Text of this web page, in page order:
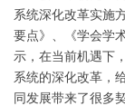
系统深化改革实施
要点》、《学会学
示，在当前机遇下
系统的深化改革，
同发展带来了很多